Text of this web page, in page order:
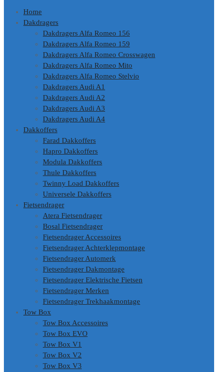
inhoudHome
Dakdragers
Dakdragers Alfa Romeo 156
Dakdragers Alfa Romeo 159
Dakdragers Alfa Romeo Crosswagen
Dakdragers Alfa Romeo Mito
Dakdragers Alfa Romeo Stelvio
Dakdragers Audi A1
Dakdragers Audi A2
Dakdragers Audi A3
Dakdragers Audi A4
Dakkoffers
Farad Dakkoffers
Hapro Dakkoffers
Modula Dakkoffers
Thule Dakkoffers
Twinny Load Dakkoffers
Universele Dakkoffers
Fietsendrager
Atera Fietsendrager
Bosal Fietsendrager
Fietsendrager Accessoires
Fietsendrager Achterklepmontage
Fietsendrager Automerk
Fietsendrager Dakmontage
Fietsendrager Elektrische Fietsen
Fietsendrager Merken
Fietsendrager Trekhaakmontage
Tow Box
Tow Box Accessoires
Tow Box EVO
Tow Box V1
Tow Box V2
Tow Box V3